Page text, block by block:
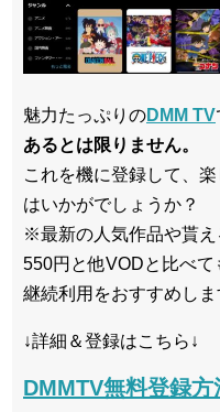
魅力たっぷりのDMM TV
あるとは限りません。
これを機に登録して、
はいかがでしょうか？
※最新の人気作品や貰え
550円と他VODと比べ
継続利用をおすすめしま
↓詳細＆登録はこちら↓
DMMTV無料登録方